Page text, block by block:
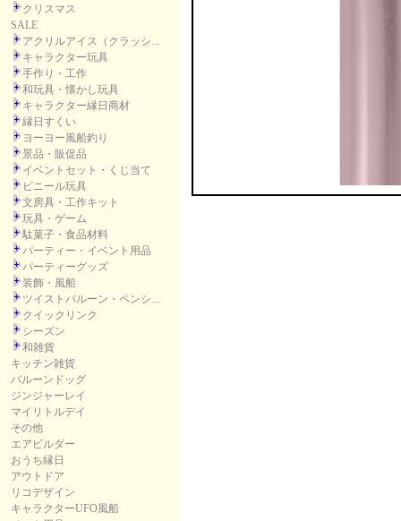
クリスマス
SALE
アクリルアイス（クラッシ...
キャラクター玩具
手作り・工作
和玩具・懐かし玩具
キャラクター縁日商材
縁日すくい
ヨーヨー風船釣り
景品・販促品
イベントセット・くじ当て
ビニール玩具
文房具・工作キット
玩具・ゲーム
駄菓子・食品材料
パーティー・イベント用品
パーティーグッズ
装飾・風船
ツイストバルーン・ペンシ...
クイックリンク
シーズン
和雑貨
キッチン雑貨
バルーンドッグ
ジンジャーレイ
マイリトルデイ
その他
エアビルダー
おうち縁日
アウトドア
リコデザイン
キャラクターUFO風船